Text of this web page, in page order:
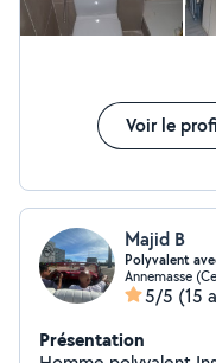
Voir le
Majid B
Polyvalent
Annemasse
5/5 (15
Présentation